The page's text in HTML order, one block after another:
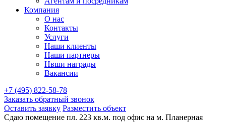
Компания
О нас
Контакты
Услуги
Наши клиенты
Наши партнеры
Нвши награды
Вакансии
+7 (495) 822-58-78
Заказать обратный звонок
Оставить заявку Разместить объект
Сдаю помещение пл. 223 кв.м. под офис на м. Планерная